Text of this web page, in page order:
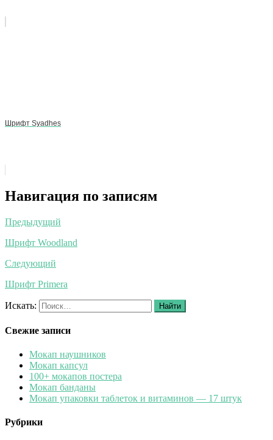
Шрифт Syadhes
Навигация по записям
Предыдущий
Шрифт Woodland
Следующий
Шрифт Primera
Искать: Найти
Свежие записи
Мокап наушников
Мокап капсул
100+ мокапов постера
Мокап банданы
Мокап упаковки таблеток и витаминов — 17 штук
Рубрики